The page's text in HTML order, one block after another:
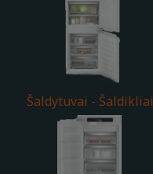
Šaldytuvai - Šaldikliai